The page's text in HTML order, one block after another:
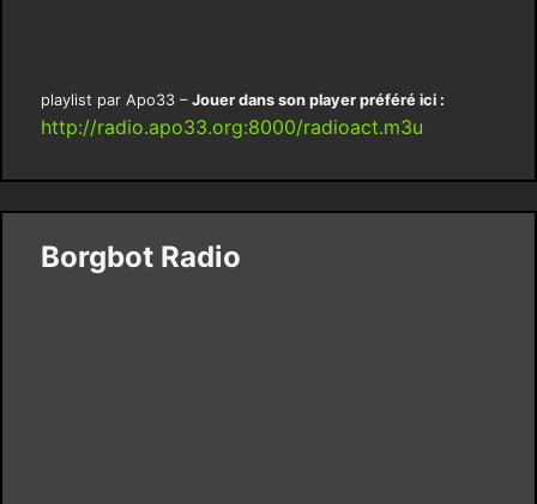
playlist par Apo33 – Jouer dans son player préféré ici :
http://radio.apo33.org:8000/radioact.m3u
Borgbot Radio